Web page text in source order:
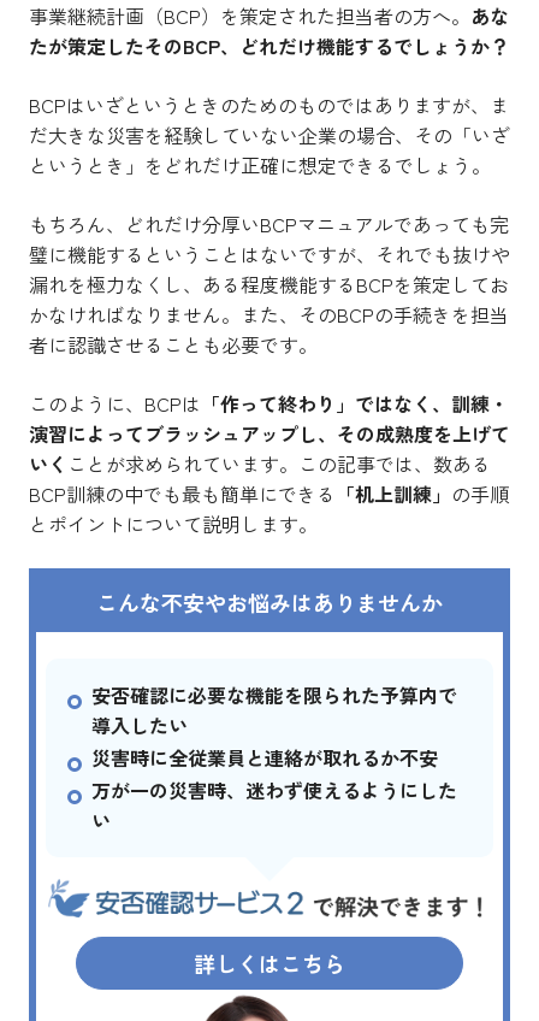
事業継続計画（BCP）を策定された担当者の方へ。 あな
たが策定したそのBCP、どれだけ機能するでしょうか？
BCPはいざというときのためのものではありますが、ま
だ大きな災害を経験していない企業の場合、その「いざ
というとき」をどれだけ正確に想定できるでしょう。
もちろん、どれだけ分厚いBCPマニュアルであっても完
璧に機能するということはないですが、それでも抜けや
漏れを極力なくし、ある程度機能するBCPを策定してお
かなければなりません。また、そのBCPの手続きを担当
者に認識させることも必要です。
このように、BCPは 「作って終わり」ではなく、訓練・
演習によってブラッシュアップし、その成熟度を上げて
いく ことが求められています。この記事では、数ある
BCP訓練の中でも最も簡単にできる 「机上訓練」 の手順
とポイントについて説明します。
こんな不安やお悩みはありませんか
安否確認に必要な機能を限られた予算内で
導入したい
災害時に全従業員と連絡が取れるか不安
万が一の災害時、迷わず使えるようにした
い
詳しくはこちら